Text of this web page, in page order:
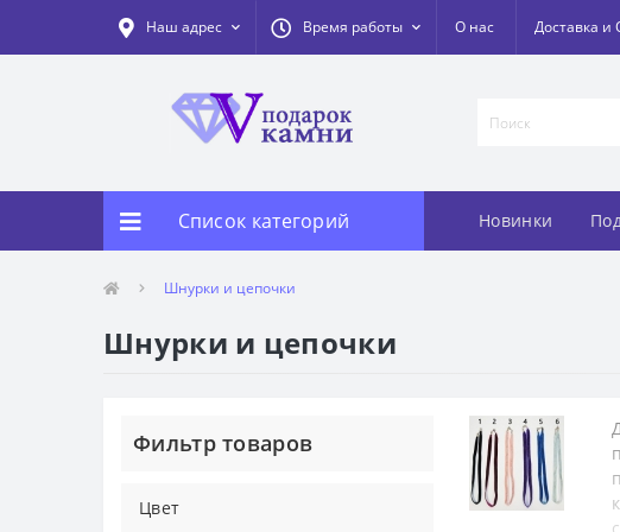
Наш адрес Время работы О нас Доставка и
Список категорий Новинки
Шнурки и цепочки
Шнурки и цепочки
Фильтр товаров
Цвет